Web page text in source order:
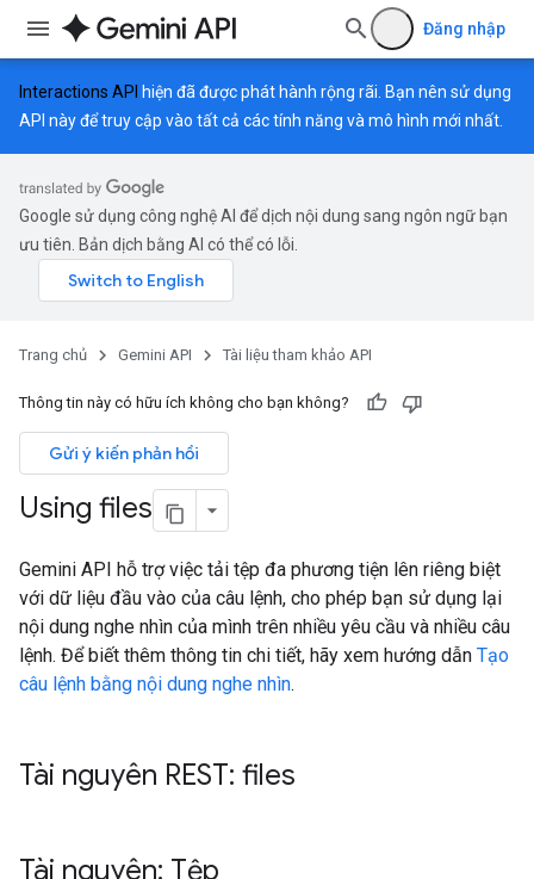
Đăng nhập
Interactions API hiện đã được phát hành rộng rãi. Bạn nên sử dụng
API này để truy cập vào tất cả các tính năng và mô hình mới nhất.
Google sử dụng công nghệ AI để dịch nội dung sang ngôn ngữ bạn
ưu tiên. Bản dịch bằng AI có thể có lỗi.
Trang chủ Gemini API Tài liệu tham khảo API
Thông tin này có hữu ích không cho bạn không?
Gửi ý kiến phản hồi
Using files
Gemini API hỗ trợ việc tải tệp đa phương tiện lên riêng biệt
với dữ liệu đầu vào của câu lệnh, cho phép bạn sử dụng lại
nội dung nghe nhìn của mình trên nhiều yêu cầu và nhiều câu
lệnh. Để biết thêm thông tin chi tiết, hãy xem hướng dẫn Tạo
câu lệnh bằng nội dung nghe nhìn.
Tài nguyên REST: files
Tài nguyên: Tệp